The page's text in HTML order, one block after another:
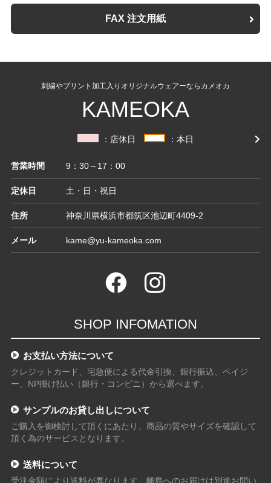
FAX 注文用紙
刺繍やプリント加工入りオリジナルウェアーならカメオカ
KAMEOKA
：店休日 ：本日
営業時間 9：30～17：00
定休日 土・日・祝日
住所 神奈川県横浜市都筑区池辺町4409-2
メール kame@yu-kameoka.com
SHOP INFOMATION
お支払い方法について
クレジットカード、宅急便による代金引換、銀行振込、ペイジ
ー、NP掛け払い（銀行・コンビニ）から選べます。
サンプルのお貸し出しについて
ご購入を御検討して頂くにあたり、商品の質やサイズを確認して
頂く為のサービスとなります。
送料について
受注金額により送料が異なります。離島へのお届けは別途お問い